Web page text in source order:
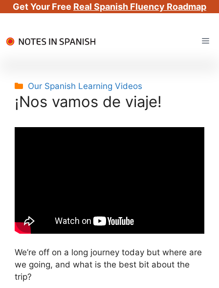
Get Your Free Real Spanish Fluency Roadmap
to
Categories
Our Spanish Learning Videos
¡Nos vamos de viaje!
We’re off on a long journey today but where are
we going, and what is the best bit about the
trip?